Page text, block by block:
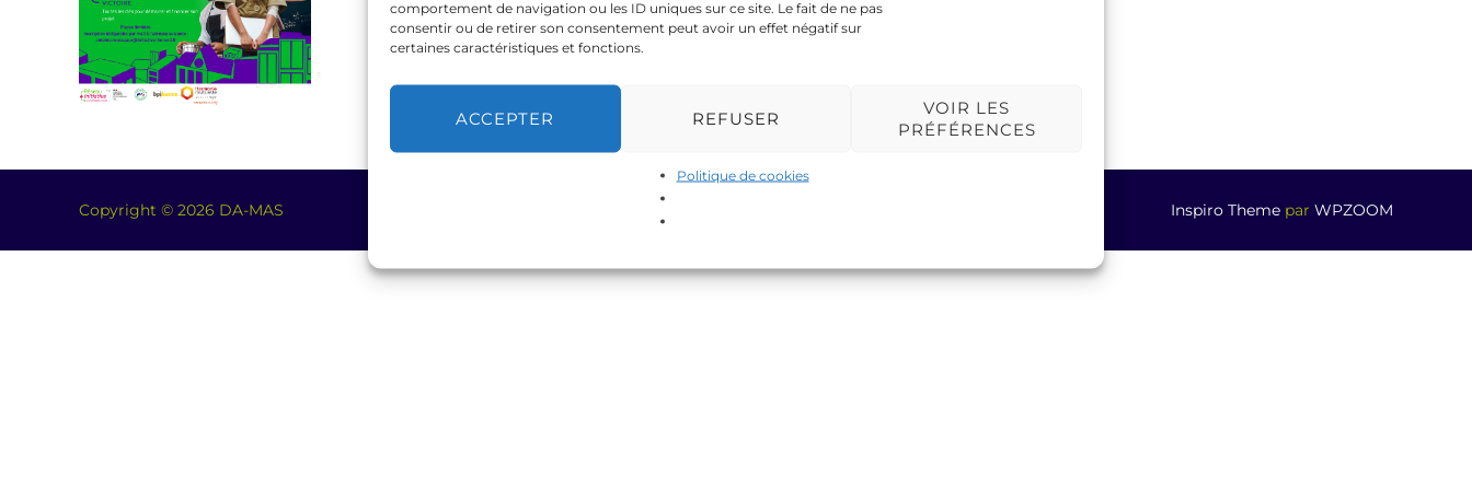
comportement de navigation ou les ID uniques sur ce site. Le fait de ne pas
consentir ou de retirer son consentement peut avoir un effet négatif sur
certaines caractéristiques et fonctions.
ACCEPTER REFUSER
VOIR LES
PRÉFÉRENCES
Politique de cookies
Copyright © 2026 DA-MAS Inspiro Theme par WPZOOM